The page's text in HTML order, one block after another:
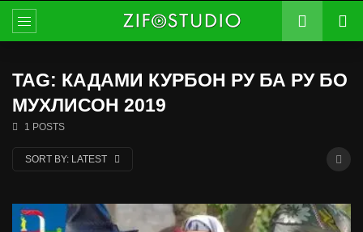
TAG: КАДАМИ КУРБОН РУ БА РУ БО
МУХЛИСОН 2019
1 POSTS
SORT BY: LATEST